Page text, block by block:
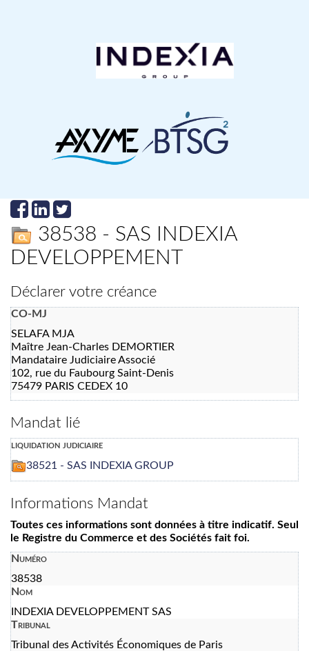
38538 - SAS INDEXIA
DEVELOPPEMENT
Déclarer votre créance
CO-MJ
SELAFA MJA
Maître Jean-Charles DEMORTIER
Mandataire Judiciaire Associé
102, rue du Faubourg Saint-Denis
75479 PARIS CEDEX 10
Mandat lié
liquidation judiciaire
38521 - SAS INDEXIA GROUP
Informations Mandat
Toutes ces informations sont données à titre indicatif. Seul
le Registre du Commerce et des Sociétés fait foi.
Numéro
38538
Nom
INDEXIA DEVELOPPEMENT SAS
Tribunal
Tribunal des Activités Économiques de Paris